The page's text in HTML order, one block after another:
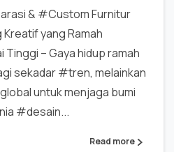
& #Custom Furnitur
yang Ramah
Tinggi – Gaya hidup ramah
sekadar #tren, melainkan
untuk menjaga bumi
#desain...
Read more